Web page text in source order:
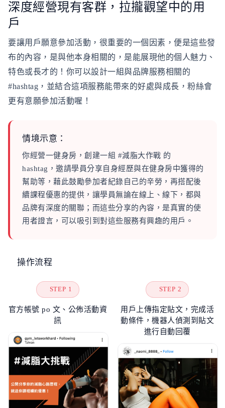
深度經營現有客群，拉攏觀望中的用
戶
要讓用戶願意參加活動，很重要的一個因素，便是這些發
布的內容，是與他本身相關的，是能展現他的個人魅力、
特色或長才的！你可以設計一組與品牌服務相關的
#hashtag，並結合這項服務能帶來的好處與成長，粉絲會
更有意願參加活動喔！
情境示意：
你經營一健身房，創建一組 #減脂大作戰 的
hashtag，邀請學員分享自身經歷與在健身房中獲得的
幫助等，藉此鼓勵參加者紀錄自己的辛勞，再搭配後
續課程優惠的提供，讓學員無論在線上、線下，都與
品牌有深度的關聯；而這些分享的內容，是真實的使
用者證言，可以吸引到對這些服務有興趣的用戶。
操作流程
STEP 1
官方帳號 po 文、公佈活動資
訊
STEP 2
用戶上傳指定貼文，完成活
動條件，機器人偵測到貼文
進行自動回覆